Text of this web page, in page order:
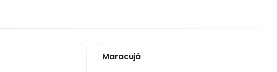
Maracujá